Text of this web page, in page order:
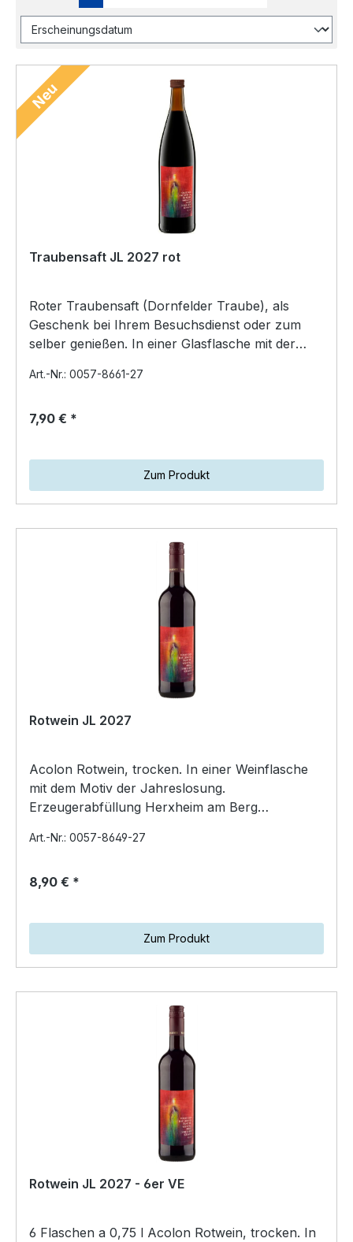
Neu
Traubensaft JL 2027 rot
Roter Traubensaft (Dornfelder Traube), als
Geschenk bei Ihrem Besuchsdienst oder zum
selber genießen. In einer Glasflasche mit der
Art.-Nr.: 0057-8661-27
7,90 € *
Zum Produkt
Rotwein JL 2027
Acolon Rotwein, trocken. In einer Weinflasche
mit dem Motiv der Jahreslosung.
Erzeugerabfüllung Herxheim am Berg
Art.-Nr.: 0057-8649-27
8,90 € *
Zum Produkt
Rotwein JL 2027 - 6er VE
6 Flaschen a 0,75 l Acolon Rotwein, trocken. In